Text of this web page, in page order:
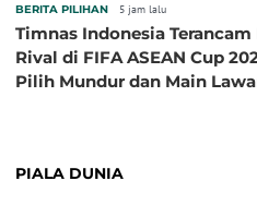
BERITA PILIHAN 5 jam lalu
Timnas Indonesia
Rival di FIFA ASEAN Cup
Pilih Mundur dan Main
PIALA DUNIA